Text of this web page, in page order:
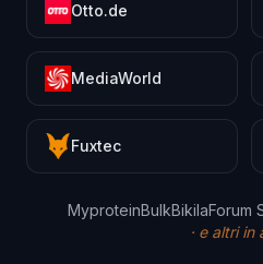
Otto.de
MediaWorld
Fuxtec
MyproteinBulkBikilaForum
· e altri in